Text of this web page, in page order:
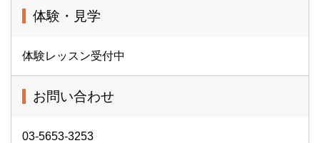
体験・見学
体験レッスン受付中
お問い合わせ
03-5653-3253